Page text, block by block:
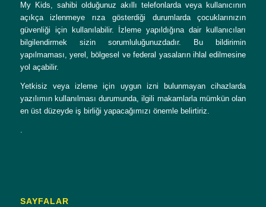
My Kids, sahibi olduğunuz akıllı telefonlarda veya kullanıcının
açıkça izlenmeye rıza gösterdiği durumlarda çocuklarınızın
güvenliği için kullanılabilir. İzleme yapıldığına dair kullanıcıları
bilgilendirmek sizin sorumluluğunuzdadır. Bu bildirimin
yapılmaması, yerel, bölgesel ve federal yasaların ihlal edilmesine
yol açabilir.
Yetkisiz veya izleme için uygun izni bulunmayan cihazlarda
yazılımın kullanılması durumunda, ilgili makamlarla mümkün olan
en üst düzeyde iş birliği yapacağımızı önemle belirtiriz.
.
SAYFALAR